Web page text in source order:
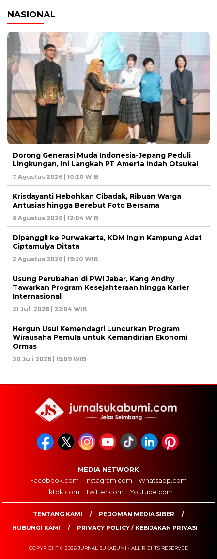
NASIONAL
Dorong Generasi Muda Indonesia-Jepang Peduli
Lingkungan, Ini Langkah PT Amerta Indah Otsuka!
7 Agustus 2026 | 10:20 WIB
Krisdayanti Hebohkan Cibadak, Ribuan Warga
Antusias hingga Berebut Foto Bersama
6 Agustus 2026 | 12:04 WIB
Dipanggil ke Purwakarta, KDM Ingin Kampung Adat
Ciptamulya Ditata
2 Agustus 2026 | 19:30 WIB
Usung Perubahan di PWI Jabar, Kang Andhy
Tawarkan Program Kesejahteraan hingga Karier
Internasional
31 Juli 2026 | 22:04 WIB
Hergun Usul Kemendagri Luncurkan Program
Wirausaha Pemula untuk Kemandirian Ekonomi
Ormas
30 Juli 2026 | 15:09 WIB
MEDIA NETWORK
Facebook.com
Instagram.com
Whatsapp.com
Tiktok.com
Twitter.com Youtube.com
TENTANG KAMI
PEDOMAN MEDIA SIBER
HUBUNGI KAMI
PRIVACY POLICY / KEBIJAKAN PRIVASI
COPYRIGHT © 2026 JURNAL SUKABUMI - ALL RIGHTS RESERVED